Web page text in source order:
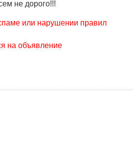
не дорого!!!
или нарушении правил
на объявление